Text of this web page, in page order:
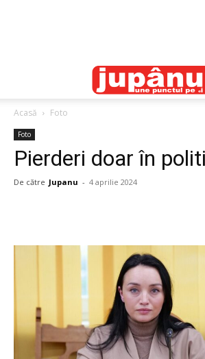
Acasă Foto
Foto
Pierderi doar în
De către Jupanu - 4 aprilie 2024